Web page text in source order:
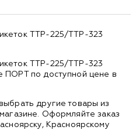
TTP-225/TTP-323
TTP-225/TTP-323
ПОРТ по доступной цене в
другие товары из
Оформляйте заказ
Красноярскому